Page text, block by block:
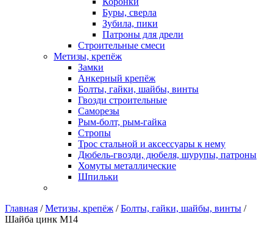
Буры, сверла
Зубила, пики
Патроны для дрели
Строительные смеси
Метизы, крепёж
Замки
Анкерный крепёж
Болты, гайки, шайбы, винты
Гвозди строительные
Саморезы
Рым-болт, рым-гайка
Стропы
Трос стальной и аксессуары к нему
Дюбель-гвозди, дюбеля, шурупы, патроны
Хомуты металлические
Шпильки
Главная /Метизы, крепёж /Болты, гайки, шайбы, винты /
Шайба цинк М14